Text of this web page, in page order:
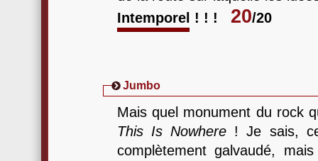
Intemporel ! ! !
20/20
Jumbo
Mais quel monument du rock
This Is Nowhere! Je sais,
complètement galvaudé,